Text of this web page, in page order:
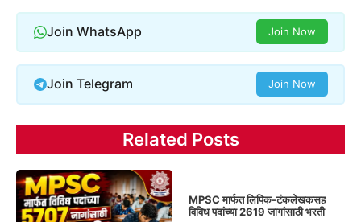
Join WhatsApp Join Now
Join Telegram Join Now
Related Posts
MPSC मार्फत लिपिक-टंकलेखकसह
विविध पदांच्या 2619 जागांसाठी भरती